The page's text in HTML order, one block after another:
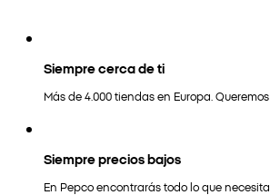
Siempre cerca de ti
Más de 4.000 tiendas en Europa.
Siempre precios bajos
En Pepco encontrarás todo lo que